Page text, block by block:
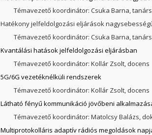
Témavezető koordinátor: Csuka Barna,
Hatékony jelfeldolgozási eljárások
Témavezető koordinátor: Csuka Barna,
Kvantálási hatások jelfeldolgozási eljárásban
Témavezető koordinátor: Kollár Zsolt, docens
5G/6G vezetéknélküli rendszerek
Témavezető koordinátor: Kollár Zsolt, docens
Látható fényű kommunikáció jövőbeni
Témavezető koordinátor: Matolcsy Balázs,
Multiprotokolláris adaptív rádiós megoldások